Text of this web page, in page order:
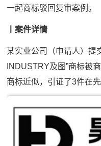
一起商标驳回复审案例。
丨案件详情
某实业公司（申请人）提
INDUSTRY及图”商标被
商标近似，引证了3件在